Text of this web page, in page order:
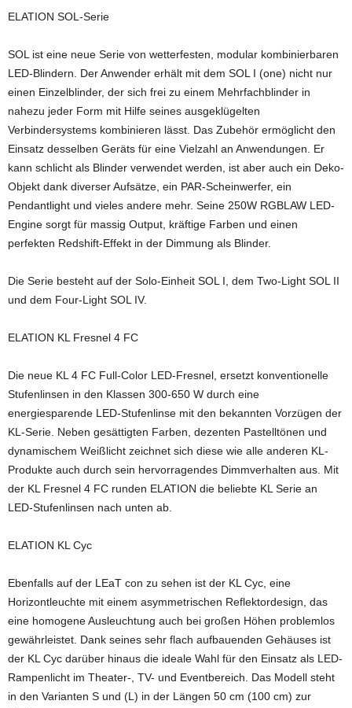
ELATION SOL-Serie
SOL ist eine neue Serie von wetterfesten, modular kombinierbaren
LED-Blindern. Der Anwender erhält mit dem SOL I (one) nicht nur
einen Einzelblinder, der sich frei zu einem Mehrfachblinder in
nahezu jeder Form mit Hilfe seines ausgeklügelten
Verbindersystems kombinieren lässt. Das Zubehör ermöglicht den
Einsatz desselben Geräts für eine Vielzahl an Anwendungen. Er
kann schlicht als Blinder verwendet werden, ist aber auch ein Deko-
Objekt dank diverser Aufsätze, ein PAR-Scheinwerfer, ein
Pendantlight und vieles andere mehr. Seine 250W RGBLAW LED-
Engine sorgt für massig Output, kräftige Farben und einen
perfekten Redshift-Effekt in der Dimmung als Blinder.
Die Serie besteht auf der Solo-Einheit SOL I, dem Two-Light SOL II
und dem Four-Light SOL IV.
ELATION KL Fresnel 4 FC
Die neue KL 4 FC Full-Color LED-Fresnel, ersetzt konventionelle
Stufenlinsen in den Klassen 300-650 W durch eine
energiesparende LED-Stufenlinse mit den bekannten Vorzügen der
KL-Serie. Neben gesättigten Farben, dezenten Pastelltönen und
dynamischem Weißlicht zeichnet sich diese wie alle anderen KL-
Produkte auch durch sein hervorragendes Dimmverhalten aus. Mit
der KL Fresnel 4 FC runden ELATION die beliebte KL Serie an
LED-Stufenlinsen nach unten ab.
ELATION KL Cyc
Ebenfalls auf der LEaT con zu sehen ist der KL Cyc, eine
Horizontleuchte mit einem asymmetrischen Reflektordesign, das
eine homogene Ausleuchtung auch bei großen Höhen problemlos
gewährleistet. Dank seines sehr flach aufbauenden Gehäuses ist
der KL Cyc darüber hinaus die ideale Wahl für den Einsatz als LED-
Rampenlicht im Theater-, TV- und Eventbereich. Das Modell steht
in den Varianten S und (L) in der Längen 50 cm (100 cm) zur